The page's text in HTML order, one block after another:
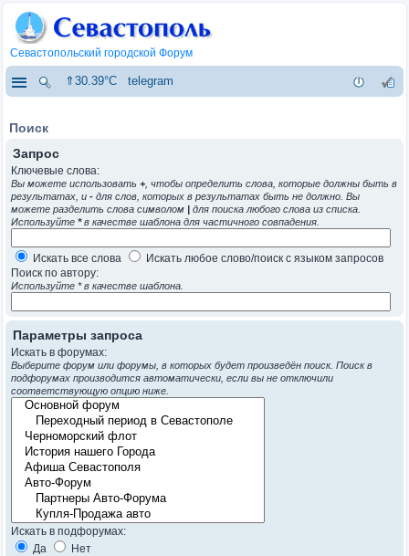
Севастопольский городской Форум
⇑30.39°C telegram
Поиск
Запрос
Ключевые слова:
Вы можете использовать +, чтобы определить слова, которые должны быть в
результатах, и - для слов, которых в результатах быть не должно. Вы
можете разделить слова символом | для поиска любого слова из списка.
Используйте *в качестве шаблона для частичного совпадения.
Искать все слова
Искать любое слово/поиск с языком запросов
Поиск по автору:
Используйте * в качестве шаблона.
Параметры запроса
Искать в форумах:
Выберите форум или форумы, в которых будет произведён поиск. Поиск в
подфорумах производится автоматически, если вы не отключили
соответствующую опцию ниже.
Искать в подфорумах:
Да
Нет